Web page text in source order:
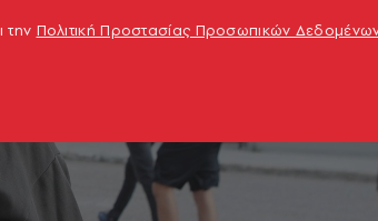
την Πολιτική Προστασίας Προσωπικών